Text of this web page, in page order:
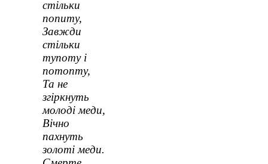
стільки
попиту,
Завжди
стільки
тупоту і
потопту,
Та не
згіркнуть
молоді меди,
Вічно
пахнуть
золоті меди.